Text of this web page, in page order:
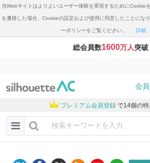
当Webサイトはよりよいユーザー体験を実現するためにCookie
を遷移した場合、Cookieの設定および使用に同意したことにな
ーポリシーをご覧ください。 詳細
総会員数1600万人突破
会
プレミアム会員登録 で14個の特